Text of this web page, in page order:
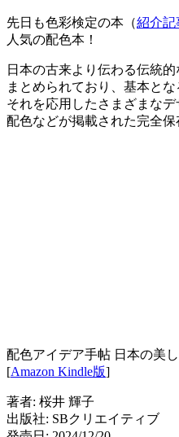
先日も色彩検定の本（紹介記
人気の配色本！
日本の古来より伝わる伝統
まとめられており、基本と
それを応用したさまざまな
配色などが掲載された完全保
配色アイデア手帖 日本の美
[Amazon Kindle版]
著者: 桜井 輝子
出版社: SBクリエイティブ